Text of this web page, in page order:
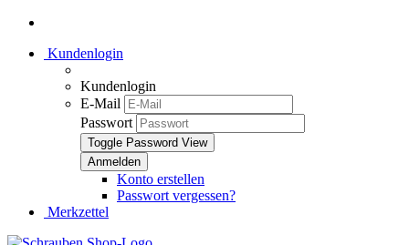
Kundenlogin
Kundenlogin
E-Mail
Passwort
Toggle Password View
Konto erstellen
Passwort vergessen?
Merkzettel